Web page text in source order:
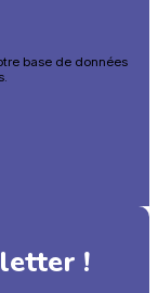
base de données
!